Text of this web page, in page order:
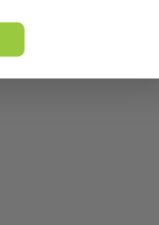
[197101000523